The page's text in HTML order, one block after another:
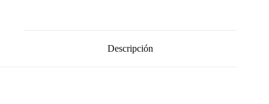
Descripción